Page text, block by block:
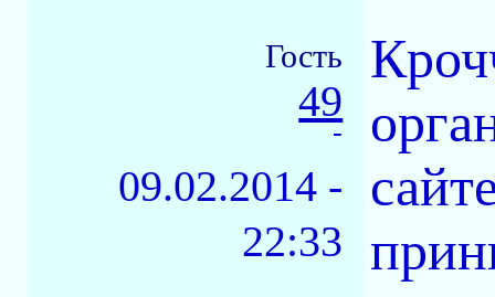
Гость
49
-
09.02.2014 -
22:33